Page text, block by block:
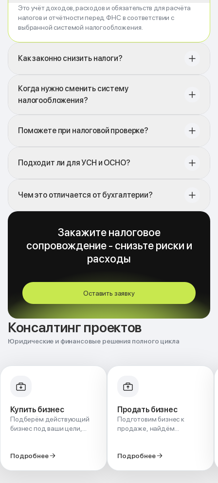
Это учёт доходов, расходов и обязательств для расчёта
налогов и отчётности перед ФНС в соответствии с
выбранной системой налогообложения.
Как законно снизить налоги?
Когда нужно сменить систему
налогообложения?
Поможете при налоговой проверке?
Подходит ли для УСН и ОСНО?
Чем это отличается от бухгалтерии?
Закажите налоговое
сопровождение - снизьте риски и
расходы
Оставить заявку
Консалтинг проектов
Юридические и финансовые решения полного цикла
Купить бизнес
Подберём действующий
бизнес под ваши цели,
сделку - от поиска до
Подробнее
Продать бизнес
Подготовим бизнес к
продаже, найдём
оценкой и защитой ваших
Подробнее